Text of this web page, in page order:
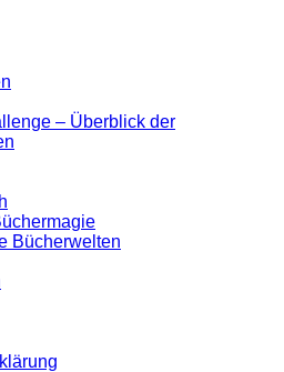
– Überblick der
Bücherwelten